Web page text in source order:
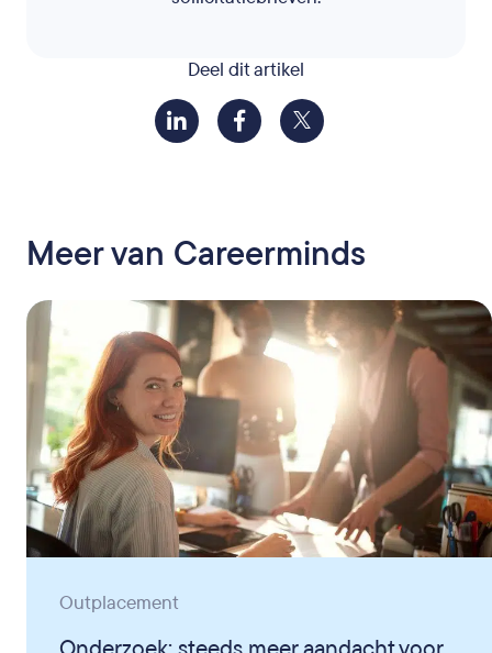
Deel dit artikel
Meer van Careerminds
Outplacement